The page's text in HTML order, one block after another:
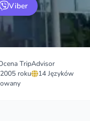
Viber
TripAdvisor
roku
14 Języków